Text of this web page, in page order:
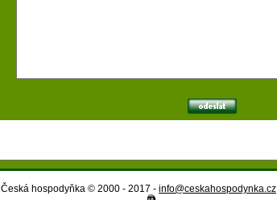
Česká hospodyňka © 2000 - 2017 - info@ceskahospodynka.cz